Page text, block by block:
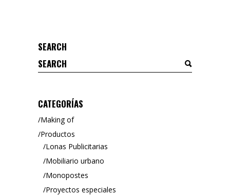
SEARCH
Search
for:
CATEGORÍAS
Making of
Productos
Lonas Publicitarias
Mobiliario urbano
Monopostes
Proyectos especiales